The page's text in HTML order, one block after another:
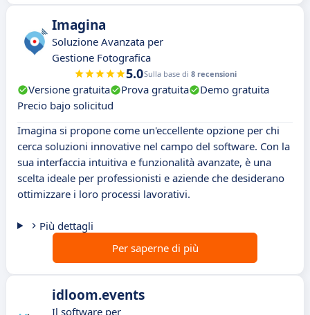
Imagina
Soluzione Avanzata per
Gestione Fotografica
5.0Sulla base di 8 recensioni
Versione gratuita Prova gratuita
Demo gratuita
Precio bajo solicitud
Imagina si propone come un'eccellente opzione per chi
cerca soluzioni innovative nel campo del software. Con la
sua interfaccia intuitiva e funzionalità avanzate, è una
scelta ideale per professionisti e aziende che desiderano
ottimizzare i loro processi lavorativi.
Più dettagli
Per saperne di più
idloom.events
Il software per